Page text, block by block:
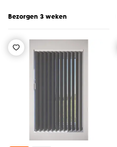
Bezorgen 3 weken